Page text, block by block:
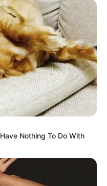
VOTE
Selatan
Nothing To Do With